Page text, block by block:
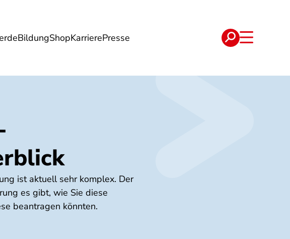
BildungShopKarrierePresse
Reise Verträge
ist aktuell sehr komplex. Der
es gibt, wie Sie diese
beantragen könnten.